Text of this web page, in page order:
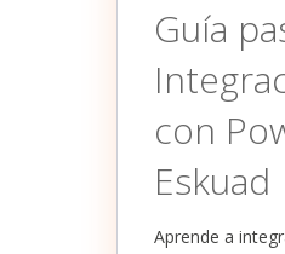
Guía
con
Eskuad
Aprende a